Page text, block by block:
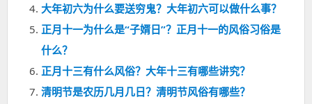
大年初六为什么要送穷鬼？大年初六可以做什么事？
正月十一为什么是“子婿日”？正月十一的风俗习俗是
什么？
正月十三有什么风俗？大年十三有哪些讲究？
清明节是农历几月几日？清明节风俗有哪些？